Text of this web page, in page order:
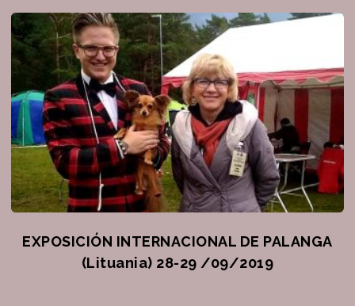
EXPOSICIÓN INTERNACIONAL DE PALANGA
(Lituania) 28-29 /09/2019